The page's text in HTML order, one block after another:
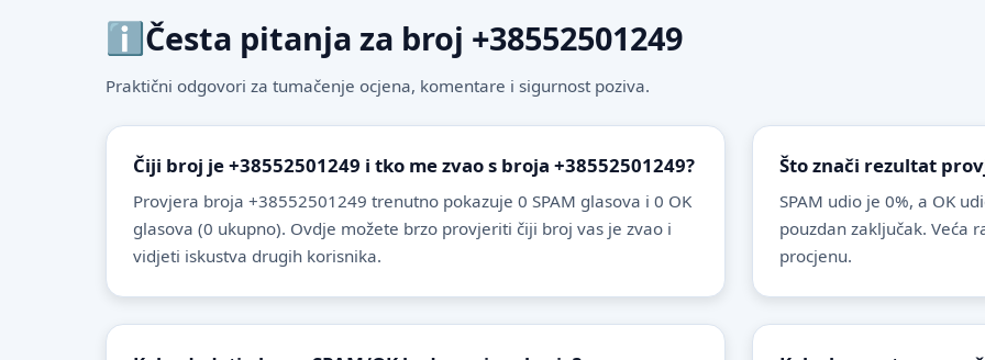
Česta pitanja za broj +38552501249
Praktični odgovori za tumačenje ocjena, komentare i sigurnost poziva.
Čiji broj je +38552501249 i tko me zvao s broja +38552501249?
Provjera broja +38552501249 trenutno pokazuje 0 SPAM glasova i 0 OK
glasova (0 ukupno). Ovdje možete brzo provjeriti čiji broj vas je zvao i
vidjeti iskustva drugih korisnika.
Što znači rezultat
SPAM udio je 0%, a OK
pouzdan zaključak. Veća
procjenu.